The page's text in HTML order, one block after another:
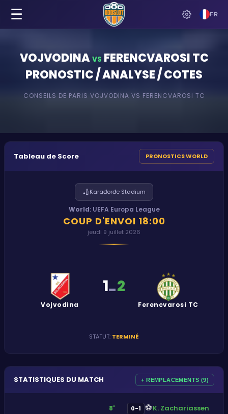
FR
☰
VOJVODINA VS FERENCVAROSI TC
PRONOSTIC / ANALYSE / COTES
CONSEILS DE PARIS VOJVODINA VS FERENCVAROSI TC
Tableau de Score PRONOSTICS WORLD
🏏Karađorđe Stadium
World: UEFA Europa League
COUP D'ENVOI 18:00
jeudi 9 juillet 2026
Vojvodina
1-2
Ferencvarosi TC
STATUT: TERMINÉ
STATISTIQUES DU MATCH + REMPLACEMENTS (9)
8' 0-1 ⚽K. Zachariassen